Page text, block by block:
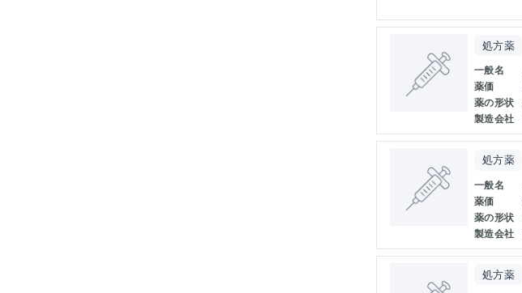
処方薬
一般名
薬価
薬の形状
製造会社
処方薬
一般名
薬価
薬の形状
製造会社
処方薬